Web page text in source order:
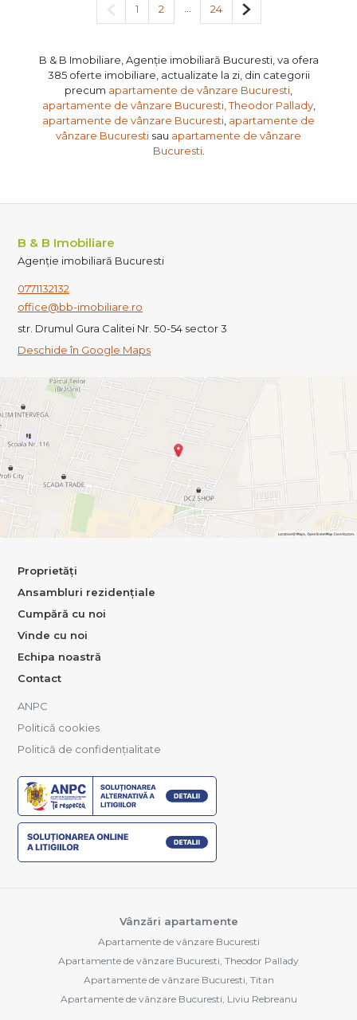
Pagina anterioară
1 2 24 Pagina următoare
B & B Imobiliare, Agenție imobiliară Bucuresti, va ofera
385 oferte imobiliare, actualizate la zi, din categorii
precum apartamente de vânzare Bucuresti
apartamente de vânzare Bucuresti, Theodor Pallady,
apartamente de vânzare Bucuresti apartamente de
vânzare Bucuresti sau apartamente de vânzare
Bucuresti.
B & B Imobiliare
Agenție imobiliară Bucuresti
0771132132
office@bb-imobiliare.ro
str. Drumul Gura Calitei Nr. 50-54 sector 3
Deschide în Google Maps
Proprietăți
Ansambluri rezidențiale
Cumpără cu noi
Vinde cu noi
Echipa noastră
Contact
ANPC
Politică cookies
Politică de confidențialitate
Vânzări apartamente
Apartamente de vânzare Bucuresti
Apartamente de vânzare Bucuresti, Theodor Pallady
Apartamente de vânzare Bucuresti, Titan
Apartamente de vânzare Bucuresti, Liviu Rebreanu